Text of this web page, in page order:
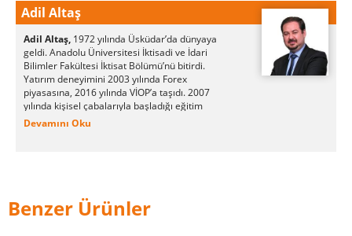
Adil Altaş
Adil Altaş, 1972 yılında Üsküdar’da dünyaya
geldi. Anadolu Üniversitesi İktisadi ve İdari
Bilimler Fakültesi İktisat Bölümü’nü bitirdi.
Yatırım deneyimini 2003 yılında Forex
piyasasına, 2016 yılında VİOP’a taşıdı. 2007
yılında kişisel çabalarıyla başladığı eğitim
hizmetlerini bireysel ve kurumsal yapıda
Devamını Oku
Benzer Ürünler